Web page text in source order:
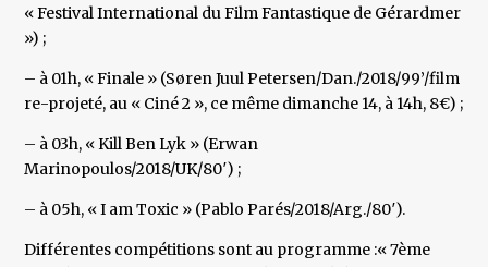
« Festival International du Film Fantastique de Gérardmer
») ;
– à 01h, « Finale » (Søren Juul Petersen/Dan./2018/99’/film
re-projeté, au « Ciné 2 », ce même dimanche 14, à 14h, 8€) ;
– à 03h, « Kill Ben Lyk » (Erwan
Marinopoulos/2018/UK/80′) ;
– à 05h, « I am Toxic » (Pablo Parés/2018/Arg./80′).
Différentes compétitions sont au programme :« 7ème